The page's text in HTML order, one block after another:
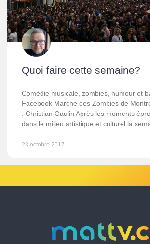
Quoi faire cette semaine?
Comédie musicale, zombies, humour et
Facebook Marche des Zombies de
: Christian Gaulin Après les moments
dans le milieu artistique et culturel la
23 octobre 2017